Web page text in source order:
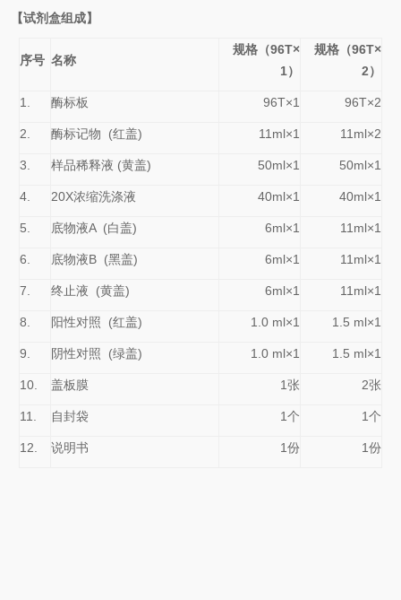
【试剂盒组成】
序号 名称
规格（96T×
1）
规格（96T×
2）
1. 酶标板 96T×1 96T×2
2. 酶标记物 (红盖) 11ml×1 11ml×2
3. 样品稀释液 (黄盖) 50ml×1 50ml×1
4. 20X浓缩洗涤液 40ml×1 40ml×1
5. 底物液A (白盖) 6ml×1 11ml×1
6. 底物液B (黑盖) 6ml×1 11ml×1
7. 终止液 (黄盖) 6ml×1 11ml×1
8. 阳性对照 (红盖) 1.0 ml×1 1.5 ml×1
9. 阴性对照 (绿盖) 1.0 ml×1 1.5 ml×1
10. 盖板膜 1张 2张
11. 自封袋 1个 1个
12. 说明书 1份 1份